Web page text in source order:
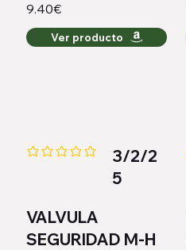
9.40€
Ver producto
Aún no hay calificaciones
3/2/2
5
VALVULA
SEGURIDAD M-H